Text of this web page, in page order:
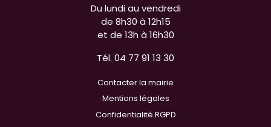
Du lundi au vendredi
de 8h30 à 12h15
et de 13h à 16h30
Tél. 04 77 91 13 30
Contacter la mairie
Mentions légales
Confidentialité RGPD